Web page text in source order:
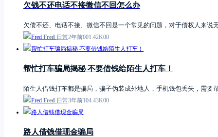
欠钱不还电话不接微信不回怎么办
欠债不还、电话不接、微信不回是一个常见的问题，对于债权人来
Fred 日常2年前001.42K00
帮忙打车骗局揭秘 不要借钱给陌生人打车！
陌生人借钱打车都是骗局，骗子伪装成外地人，手机钱包丢失，需
Fred 日常3年前104.43K00
路人借钱借现金骗局